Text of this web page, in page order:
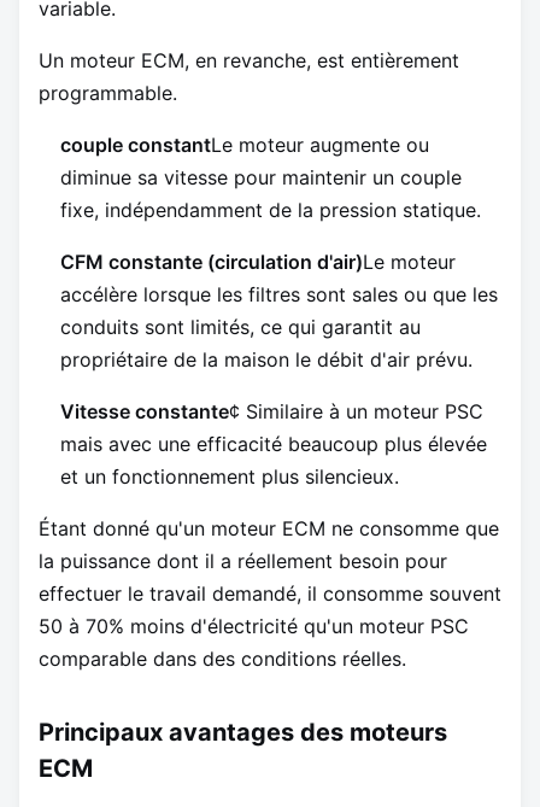
variable.
Un moteur ECM, en revanche, est entièrement
programmable.
couple constantLe moteur augmente ou
diminue sa vitesse pour maintenir un couple
fixe, indépendamment de la pression statique.
CFM constante (circulation d'air)Le moteur
accélère lorsque les filtres sont sales ou que les
conduits sont limités, ce qui garantit au
propriétaire de la maison le débit d'air prévu.
Vitesse constante¢ Similaire à un moteur PSC
mais avec une efficacité beaucoup plus élevée
et un fonctionnement plus silencieux.
Étant donné qu'un moteur ECM ne consomme que
la puissance dont il a réellement besoin pour
effectuer le travail demandé, il consomme souvent
50 à 70% moins d'électricité qu'un moteur PSC
comparable dans des conditions réelles.
Principaux avantages des moteurs
ECM